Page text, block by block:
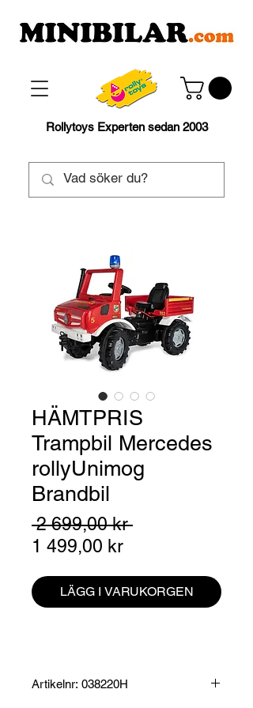
Rollytoys Experten sedan 2003
HÄMTPRIS
Trampbil Mercedes
rollyUnimog
Brandbil
2 699,00 kr Ordinarie
1 499,00 krReapris
LÄGG I VARUKORGEN
Artikelnr: 038220H